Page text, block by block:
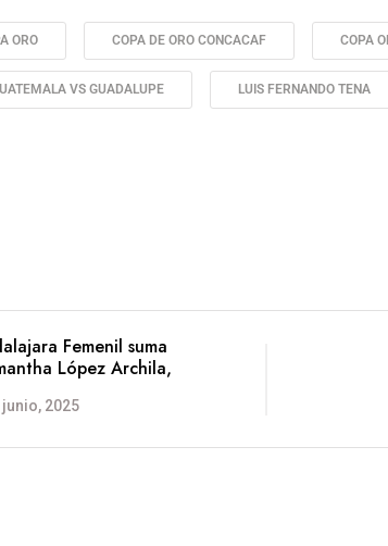
ORO COPA DE ORO CONCACAF COPA
VS GUADALUPE LUIS FERNANDO TENA
Femenil suma
López Archila,
junio, 2025